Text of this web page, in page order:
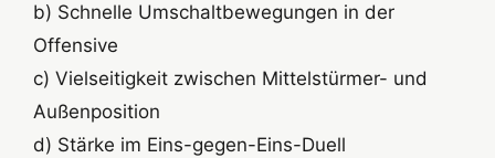
b) Schnelle Umschaltbewegungen in der
Offensive
c) Vielseitigkeit zwischen Mittelstürmer- und
Außenposition
d) Stärke im Eins-gegen-Eins-Duell